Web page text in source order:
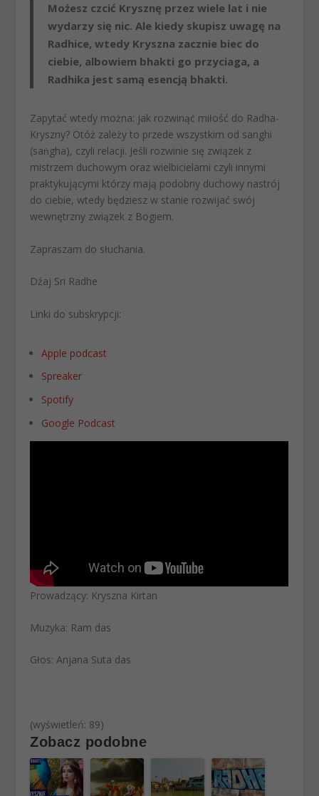
Możesz czcić Krysznę przez wiele lat i nie
wydarzy się nic. Ale kiedy skupisz uwagę na
Radhice, wtedy Kryszna zacznie biec do
ciebie, albowiem bhakti go przyciaga, a
Radhika jest samą esencją bhakti.
Zapytać wtedy można: jak rozwinąć miłość do Radha-
Kryszny? Otóż zależy to przede wszystkim od sanghi
(saṅgha), czyli relacji. Jeśli rozwinie się związek z
mistrzem duchowym oraz wielbicielami czyli innymi
praktykującymi którzy mają podobny duchowy nastrój
do ciebie, wtedy będziesz w stanie rozwijać swój
wewnętrzny związek z Bogiem.
Zapraszam do słuchania.
Dźaj Sri Radhe
Linki do subskrypcji:
Apple podcast
Spreaker
Spotify
Google Podcast
Prowadzący: Kryszna Kirtan
Muzyka: Ram das
Głos: Anjana Suta das
(wyświetleń: 89)
Zobacz podobne